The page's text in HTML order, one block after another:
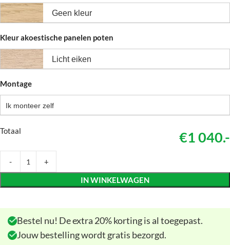
Geen kleur
Kleur akoestische panelen poten
Licht eiken
Montage
Ik monteer zelf
Totaal €1 040.-
IN WINKELWAGEN
Bestel nu! De extra 20% korting is al toegepast.
Jouw bestelling wordt gratis bezorgd.